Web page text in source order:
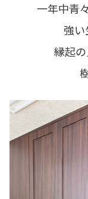
一年中青
強
縁起